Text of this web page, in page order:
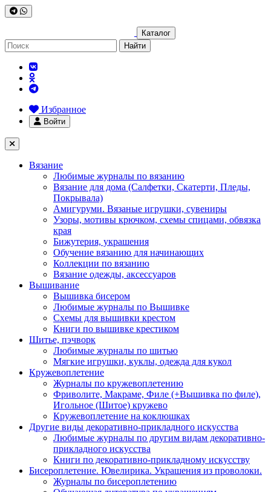
Каталог
Найти
Избранное
Войти
Вязание
Любимые журналы по вязанию
Вязание для дома (Салфетки, Скатерти, Пледы,
Покрывала)
Амигуруми. Вязаные игрушки, сувениры
Узоры, мотивы крючком, схемы спицами, обвязка
края
Бижутерия, украшения
Обучение вязанию для начинающих
Коллекции по вязанию
Вязание одежды, аксессуаров
Вышивание
Вышивка бисером
Любимые журналы по Вышивке
Схемы для вышивки крестом
Книги по вышивке крестиком
Шитье, пэчворк
Любимые журналы по шитью
Мягкие игрушки, куклы, одежда для кукол
Кружевоплетение
Журналы по кружевоплетению
Фриволите, Макраме, Филе (+Вышивка по филе),
Игольное (Шитое) кружево
Кружевоплетение на коклюшках
Другие виды декоративно-прикладного искусства
Любимые журналы по другим видам декоративно-
прикладного искусства
Книги по декоративно-прикладному искусству
Бисероплетение. Ювелирика. Украшения из проволоки.
Журналы по бисероплетению